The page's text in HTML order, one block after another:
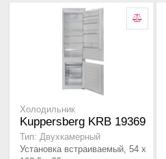
Холодильник
Kuppersberg KRB 19369
Тип: Двухкамерный
Установка встраиваемый, 54 x